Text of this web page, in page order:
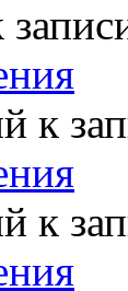
к
к